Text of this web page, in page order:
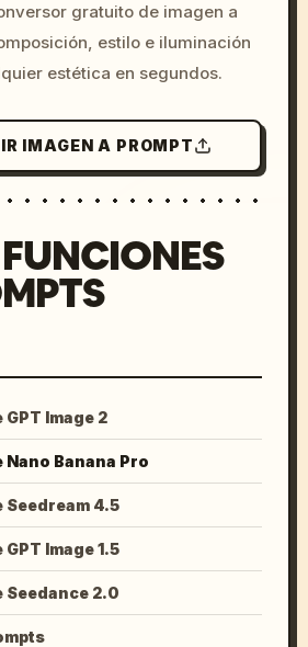
colors, 8k --v 6.0
gratuito de imagen a
estilo e iluminación
estética en segundos.
IMAGEN A PROMPT
Image 2
Banana Pro
4.5
Image 1.5
2.0